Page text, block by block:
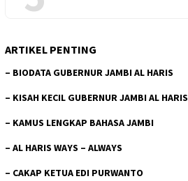
ARTIKEL PENTING
– BIODATA GUBERNUR JAMBI AL HARIS
– KISAH KECIL GUBERNUR JAMBI AL HARIS
– KAMUS LENGKAP BAHASA JAMBI
– AL HARIS WAYS – ALWAYS
– CAKAP KETUA EDI PURWANTO